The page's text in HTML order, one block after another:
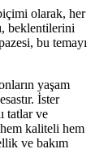
olarak, her
beklentilerini
bu temayı
yaşam
İster
tatlar ve
kaliteli hem
ve bakım